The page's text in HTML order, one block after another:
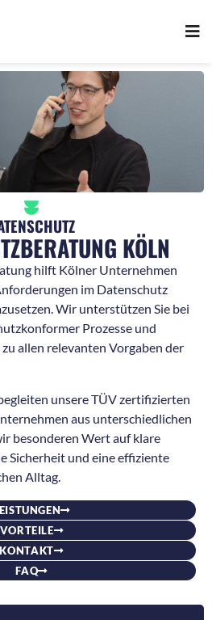
KÖLN
hilft Kölner Unternehmen
im Datenschutz
Wir unterstützen Sie bei
Prozesse und
allen relevanten Vorgaben der
unsere TÜV zertifizierten
aus unterschiedlichen
besonderen Wert auf klare
Sicherheit und eine effiziente
Alltag.
VORTEILE
KONTAKT
FAQ